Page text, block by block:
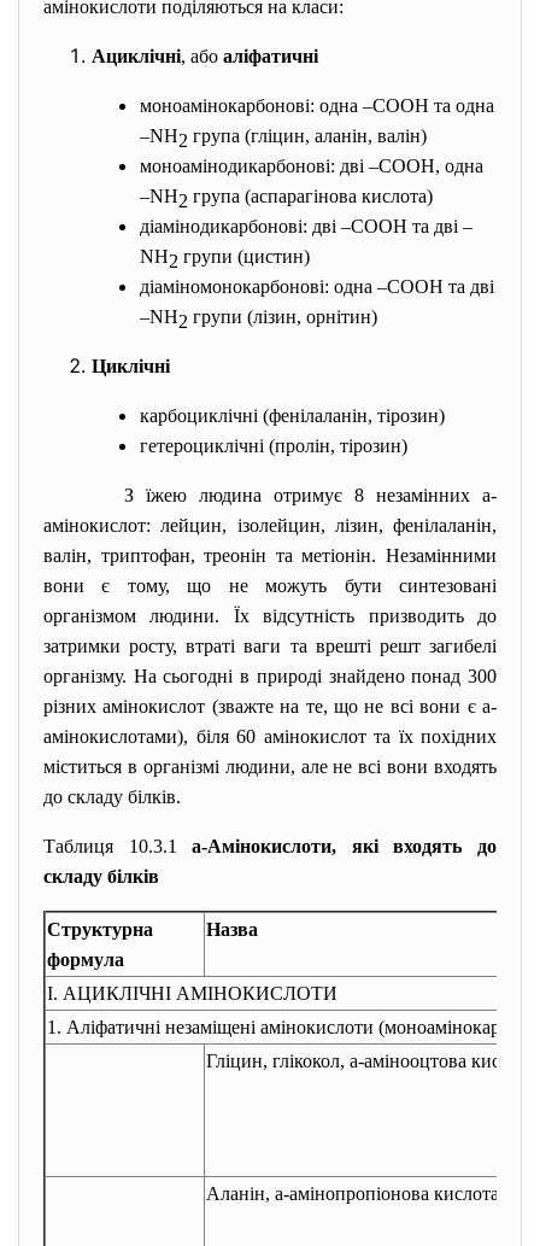
амінокислоти поділяються на класи:
Ациклічні, або аліфатичні
моноамінокарбонові: одна –СООН та одна
–NH2 група (гліцин, аланін, валін)
моноамінодикарбонові: дві –СООН, одна
–NH2 група (аспарагінова кислота)
діамінодикарбонові: дві –СООН та дві –
NH2 групи (цистин)
діаміномонокарбонові: одна –СООН та дві
–NH2 групи (лізин, орнітин)
Циклічні
карбоциклічні (фенілаланін, тірозин)
гетероциклічні (пролін, тірозин)
З їжею людина отримує 8 незамінних a-
амінокислот: лейцин, ізолейцин, лізин, фенілаланін,
валін, триптофан, треонін та метіонін. Незамінними
вони є тому, що не можуть бути синтезовані
організмом людини. Їх відсутність призводить до
затримки росту, втраті ваги та врешті решт загибелі
організму. На сьогодні в природі знайдено понад 300
різних амінокислот (зважте на те, що не всі вони є a-
амінокислотами), біля 60 амінокислот та їх похідних
міститься в організмі людини, але не всі вони входять
до складу білків.
Таблиця 10.3.1a-Амінокислоти, які входять до
складу білків
Структурна
формула
Назва
І. АЦИКЛІЧНІ АМІНОКИСЛОТИ
1. Аліфатичні незаміщені амінокислоти
Гліцин, глікокол, a-амінооцтова кислота
Аланін, a-амінопропіонова кислота